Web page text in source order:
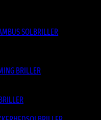
SOLBRILLER
BRILLER